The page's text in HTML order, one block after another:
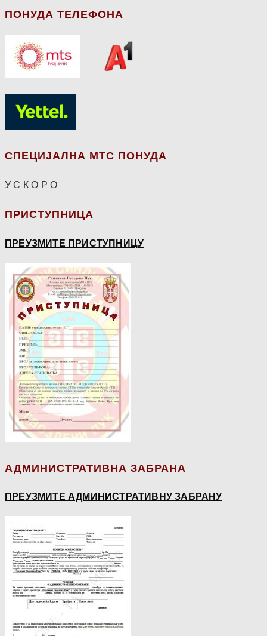
ПОНУДА ТЕЛЕФОНА
СПЕЦИЈАЛНА МТС ПОНУДА
У С К О Р О
ПРИСТУПНИЦА
ПРЕУЗМИТЕ ПРИСТУПНИЦУ
АДМИНИСТРАТИВНА ЗАБРАНА
ПРЕУЗМИТЕ АДМИНИСТРАТИВНУ ЗАБРАНУ